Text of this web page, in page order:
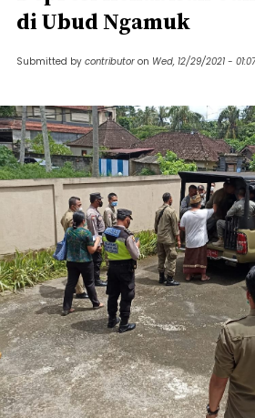
di Ubud Ngamuk
Submitted by contributor on Wed, 12/29/2021 - 01:07